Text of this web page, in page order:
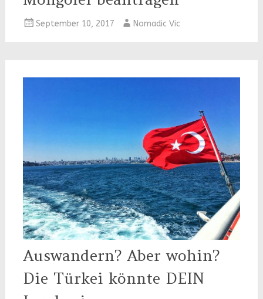
September 10, 2017 Nomadic Vic
Auswandern? Aber wohin?
Die Türkei könnte DEIN